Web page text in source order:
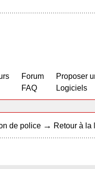
Forum
FAQ
Proposer
Logiciels
de police → Retour à la